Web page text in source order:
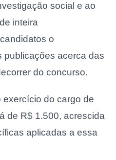
social e ao
inteira
o
publicações acerca das
do concurso.
exercício do cargo de
de R$ 1.500, acrescida
aplicadas a essa